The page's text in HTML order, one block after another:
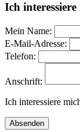
Ich
Mein Name:
E-Mail-Adresse:
Telefon:
Anschrift:
Ich interessiere
Absenden